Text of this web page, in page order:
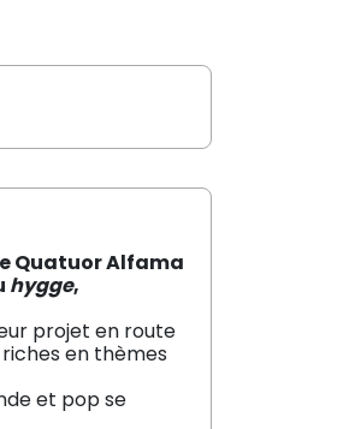
Quatuor Alfama
hygge,
projet en route
en thèmes
et pop se